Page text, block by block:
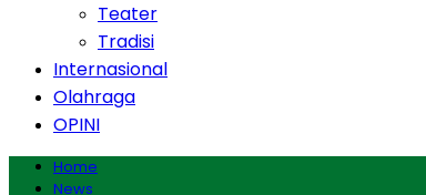
Teater
Tradisi
Internasional
Olahraga
OPINI
Home
News